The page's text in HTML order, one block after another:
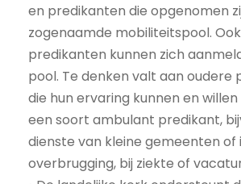
en predikanten die opgenomen
zogenaamde mobiliteitspool.
predikanten kunnen zich
pool. Te denken valt aan oudere
die hun ervaring kunnen en
een soort ambulant predikant,
dienste van kleine gemeenten of
overbrugging, bij ziekte of